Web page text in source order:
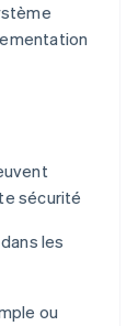
sécurité
les
ou